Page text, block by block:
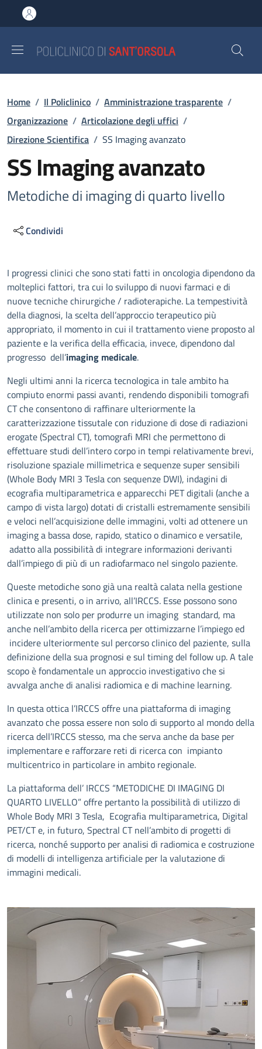
al contenuto principale
to footer content
Briciole di pane
Home / Il Policlinico / Amministrazione trasparente /
Organizzazione / Articolazione degli uffici /
Direzione Scientifica / SS Imaging avanzato
SS Imaging avanzato
Metodiche di imaging di quarto livello
Condividi
Descrizione
I progressi clinici che sono stati fatti in oncologia dipendono da
molteplici fattori, tra cui lo sviluppo di nuovi farmaci e di
nuove tecniche chirurgiche / radioterapiche. La tempestività
della diagnosi, la scelta dell’approccio terapeutico più
appropriato, il momento in cui il trattamento viene proposto al
paziente e la verifica della efficacia, invece, dipendono dal
progresso dell’imaging medicale.
Negli ultimi anni la ricerca tecnologica in tale ambito ha
compiuto enormi passi avanti, rendendo disponibili tomografi
CT che consentono di raffinare ulteriormente la
caratterizzazione tissutale con riduzione di dose di radiazioni
erogate (Spectral CT), tomografi MRI che permettono di
effettuare studi dell’intero corpo in tempi relativamente brevi,
risoluzione spaziale millimetrica e sequenze super sensibili
(Whole Body MRI 3 Tesla con sequenze DWI), indagini di
ecografia multiparametrica e apparecchi PET digitali (anche a
campo di vista largo) dotati di cristalli estremamente sensibili
e veloci nell’acquisizione delle immagini, volti ad ottenere un
imaging a bassa dose, rapido, statico o dinamico e versatile,
adatto alla possibilità di integrare informazioni derivanti
dall’impiego di più di un radiofarmaco nel singolo paziente.
Queste metodiche sono già una realtà calata nella gestione
clinica e presenti, o in arrivo, all’IRCCS. Esse possono sono
utilizzate non solo per produrre un imaging standard, ma
anche nell’ambito della ricerca per ottimizzarne l’impiego ed
incidere ulteriormente sul percorso clinico del paziente, sulla
definizione della sua prognosi e sul timing del follow up. A tale
scopo è fondamentale un approccio investigativo che si
avvalga anche di analisi radiomica e di machine learning.
In questa ottica l’IRCCS offre una piattaforma di imaging
avanzato che possa essere non solo di supporto al mondo della
ricerca dell’IRCCS stesso, ma che serva anche da base per
implementare e rafforzare reti di ricerca con impianto
multicentrico in particolare in ambito regionale.
La piattaforma dell’ IRCCS “METODICHE DI IMAGING DI
QUARTO LIVELLO” offre pertanto la possibilità di utilizzo di
Whole Body MRI 3 Tesla, Ecografia multiparametrica, Digital
PET/CT e, in futuro, Spectral CT nell’ambito di progetti di
ricerca, nonché supporto per analisi di radiomica e costruzione
di modelli di intelligenza artificiale per la valutazione di
immagini medicali.